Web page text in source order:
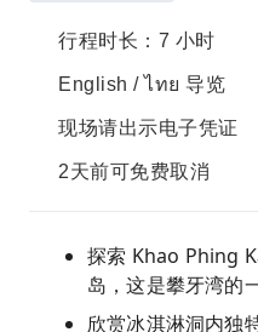
行程时长：7 小时
English / ไทย 导览
现场请出示电子凭证
2天前可免费取消
探索 Khao Phing
岛，这是攀牙湾的
欣赏冰淇淋洞内独